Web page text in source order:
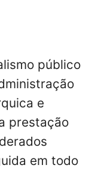
público
e
prestação
em todo